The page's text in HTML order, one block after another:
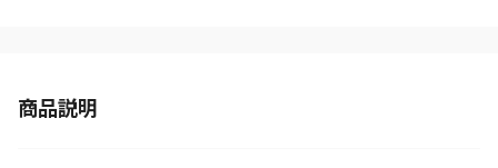
商品説明